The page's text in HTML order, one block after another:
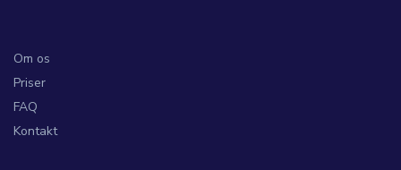
Om os
Priser
FAQ
Kontakt